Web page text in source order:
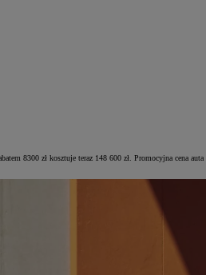
8300 zł kosztuje teraz 148 600 zł. Promocyjna cena